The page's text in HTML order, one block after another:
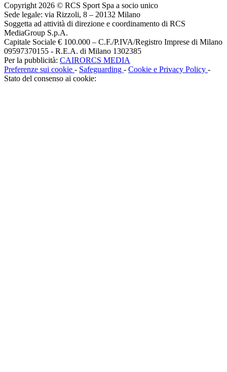
Copyright 2026 © RCS Sport Spa a socio unico
Sede legale: via Rizzoli, 8 – 20132 Milano
Soggetta ad attività di direzione e coordinamento di RCS
MediaGroup S.p.A.
Capitale Sociale € 100.000 – C.F./P.IVA/Registro Imprese di Milano
09597370155 - R.E.A. di Milano 1302385
Per la pubblicità: CAIRORCS MEDIA
Preferenze sui cookie - Safeguarding - Cookie e Privacy Policy -
Stato del consenso ai cookie: